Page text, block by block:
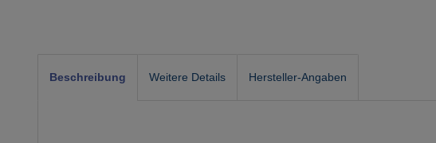
Beschreibung Weitere Details Hersteller-Angaben